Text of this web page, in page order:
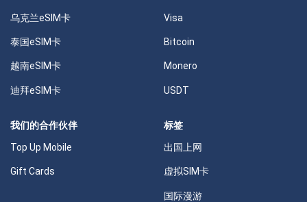
乌克兰eSIM卡
泰国eSIM卡
越南eSIM卡
迪拜eSIM卡
Visa
Bitcoin
Monero
USDT
我们的合作伙伴
Top Up Mobile
Gift Cards
标签
出国上网
虚拟SIM卡
国际漫游